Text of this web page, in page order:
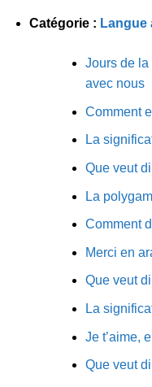
Catégorie : Langue
Jours de
avec nous
Comment
La
Que veut
La
Comment
Merci en
Que veut
La
Je t’aime,
Que veut